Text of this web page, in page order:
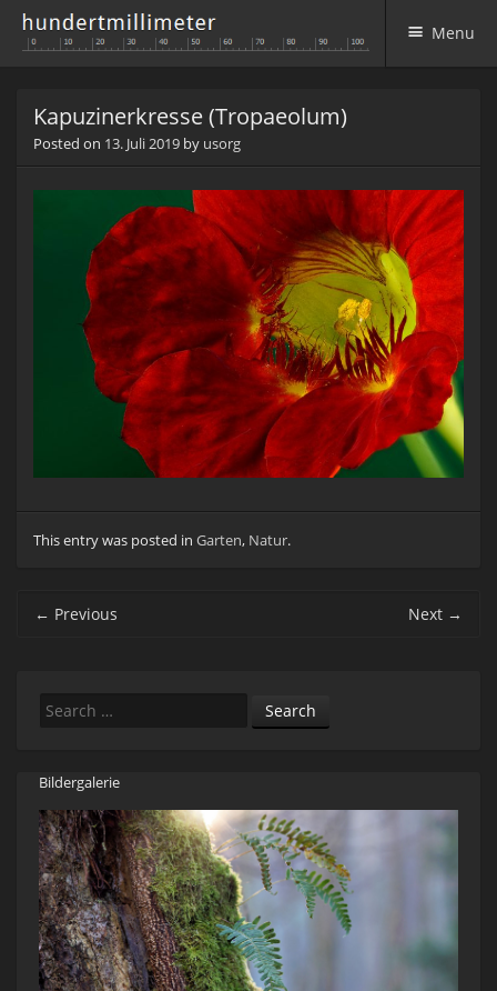
Menu
Kapuzinerkresse (Tropaeolum)
Posted on 13. Juli 2019 by usorg
This entry was posted in Garten, Natur.
Post navigation
← Previous Next →
Search
Bildergalerie